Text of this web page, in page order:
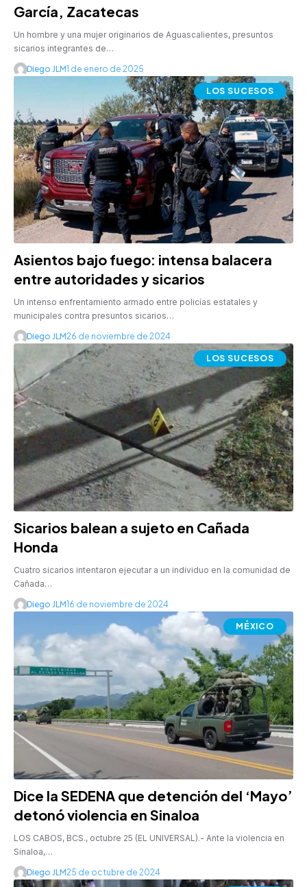
García, Zacatecas
Un hombre y una mujer originarios de Aguascalientes, presuntos
sicarios integrantes de…
Diego JLM1 de enero de 2025
LOS SUCESOS
Asientos bajo fuego: intensa balacera
entre autoridades y sicarios
Un intenso enfrentamiento armado entre policías estatales y
municipales contra presuntos sicarios…
Diego JLM26 de noviembre de 2024
LOS SUCESOS
Sicarios balean a sujeto en Cañada
Honda
Cuatro sicarios intentaron ejecutar a un individuo en la comunidad de
Cañada…
Diego JLM16 de noviembre de 2024
MÉXICO
Dice la SEDENA que detención del ‘Mayo’
detonó violencia en Sinaloa
LOS CABOS, BCS., octubre 25 (EL UNIVERSAL).- Ante la violencia en
Sinaloa,…
Diego JLM25 de octubre de 2024